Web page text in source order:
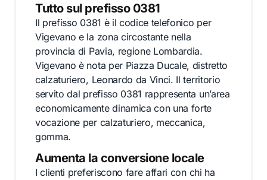
Tutto sul prefisso 0381
Il prefisso 0381 è il codice telefonico per
Vigevano e la zona circostante nella
provincia di Pavia, regione Lombardia.
Vigevano è nota per Piazza Ducale, distretto
calzaturiero, Leonardo da Vinci. Il territorio
servito dal prefisso 0381 rappresenta un’area
economicamente dinamica con una forte
vocazione per calzaturiero, meccanica,
gomma.
Aumenta la conversione locale
I clienti preferiscono fare affari con chi ha